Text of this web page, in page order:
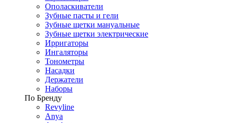
Ополаскиватели
Зубные пасты и гели
Зубные щетки мануальные
Зубные щетки электрические
Ирригаторы
Ингаляторы
Тонометры
Насадки
Держатели
Наборы
По Бренду
Revyline
Anya